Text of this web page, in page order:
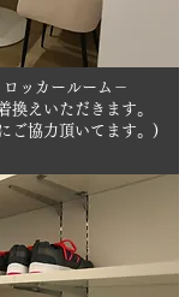
ッカールーム－
換えいただきます。
ご協力頂いてます。)